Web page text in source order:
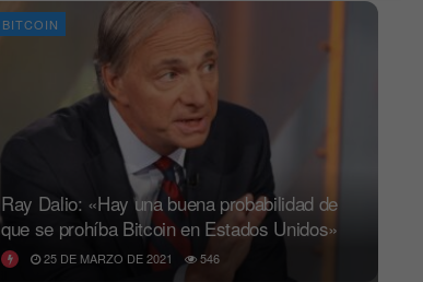
BITCOIN
Ray Dalio: «Hay una buena probabilidad de
que se prohíba Bitcoin en Estados Unidos»
25 DE MARZO DE 2021 546